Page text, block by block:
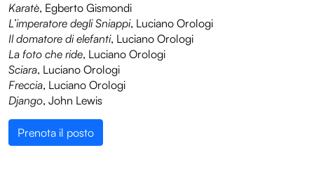
Karatè, Egberto Gismondi
L’imperatore degli Sniappi, Luciano Orologi
Il domatore di elefanti, Luciano Orologi
La foto che ride, Luciano Orologi
Sciara, Luciano Orologi
Freccia, Luciano Orologi
Django, John Lewis
Prenota il posto